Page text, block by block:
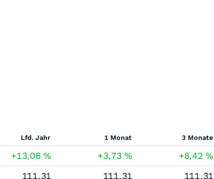
Lfd. Jahr 1 Monat 3 Monate
+13,06% +3,73% +8,42%
111,31 111,31 111,31